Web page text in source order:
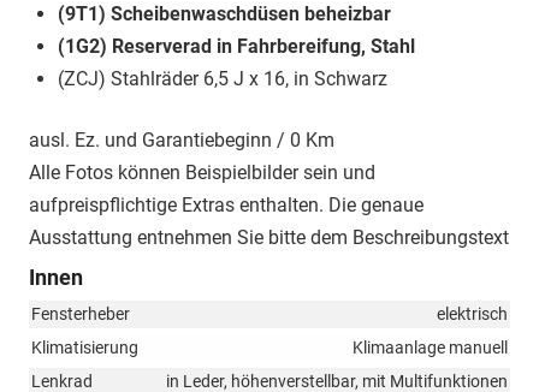
(9T1) Scheibenwaschdüsen beheizbar
(1G2) Reserverad in Fahrbereifung, Stahl
(ZCJ) Stahlräder 6,5 J x 16, in Schwarz
ausl. Ez. und Garantiebeginn / 0 Km
Alle Fotos können Beispielbilder sein und
aufpreispflichtige Extras enthalten. Die genaue
Ausstattung entnehmen Sie bitte dem Beschreibungstext
Innen
Fensterheber
elektrisch
Klimatisierung
Klimaanlage manuell
Lenkrad
in Leder, höhenverstellbar, mit Multifunktionen